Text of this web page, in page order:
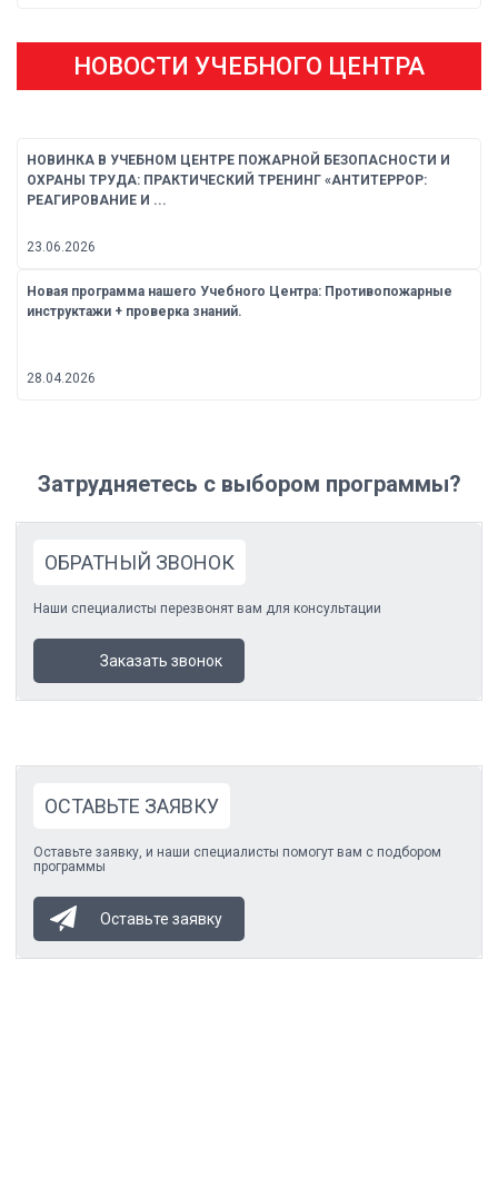
НОВОСТИ УЧЕБНОГО ЦЕНТРА
НОВИНКА В УЧЕБНОМ ЦЕНТРЕ ПОЖАРНОЙ БЕЗОПАСНОСТИ И
ОХРАНЫ ТРУДА: ПРАКТИЧЕСКИЙ ТРЕНИНГ «АНТИТЕРРОР:
РЕАГИРОВАНИЕ И ...
23.06.2026
Новая программа нашего Учебного Центра: Противопожарные
инструктажи + проверка знаний.
28.04.2026
Затрудняетесь с выбором программы?
ОБРАТНЫЙ ЗВОНОК
Наши специалисты перезвонят вам для консультации
Заказать звонок
ОСТАВЬТЕ ЗАЯВКУ
Оставьте заявку, и наши специалисты помогут вам с подбором
программы
Оставьте заявку